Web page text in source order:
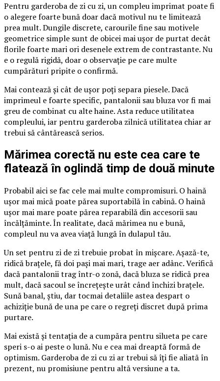
Pentru garderoba de zi cu zi, un compleu imprimat poate fi
o alegere foarte bună doar dacă motivul nu te limitează
prea mult. Dungile discrete, carourile fine sau motivele
geometrice simple sunt de obicei mai ușor de purtat decât
florile foarte mari ori desenele extrem de contrastante. Nu
e o regulă rigidă, doar o observație pe care multe
cumpărături pripite o confirmă.
Mai contează și cât de ușor poți separa piesele. Dacă
imprimeul e foarte specific, pantalonii sau bluza vor fi mai
greu de combinat cu alte haine. Asta reduce utilitatea
compleului, iar pentru garderoba zilnică utilitatea chiar ar
trebui să cântărească serios.
Mărimea corectă nu este cea care te
flatează în oglindă timp de două minute
Probabil aici se fac cele mai multe compromisuri. O haină
ușor mai mică poate părea suportabilă în cabină. O haină
ușor mai mare poate părea reparabilă din accesorii sau
încălțăminte. În realitate, dacă mărimea nu e bună,
compleul nu va avea viață lungă în dulapul tău.
Un set pentru zi de zi trebuie probat în mișcare. Așază-te,
ridică brațele, fă doi pași mai mari, trage aer adânc. Verifică
dacă pantalonii trag într-o zonă, dacă bluza se ridică prea
mult, dacă sacoul se încrețește urât când închizi brațele.
Sună banal, știu, dar tocmai detaliile astea despart o
achiziție bună de una pe care o regreți discret după prima
purtare.
Mai există și tentația de a cumpăra pentru silueta pe care
speri s-o ai peste o lună. Nu e cea mai dreaptă formă de
optimism. Garderoba de zi cu zi ar trebui să îți fie aliată în
prezent, nu promisiune pentru altă versiune a ta.